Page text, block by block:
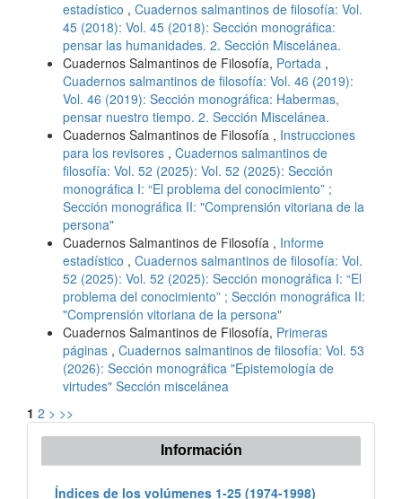
estadístico , Cuadernos salmantinos de filosofía: Vol.
45 (2018): Vol. 45 (2018): Sección monográfica:
pensar las humanidades. 2. Sección Miscelánea.
Cuadernos Salmantinos de Filosofía, Portada ,
Cuadernos salmantinos de filosofía: Vol. 46 (2019):
Vol. 46 (2019): Sección monográfica: Habermas,
pensar nuestro tiempo. 2. Sección Miscelánea.
Cuadernos Salmantinos de Filosofía , Instrucciones
para los revisores , Cuadernos salmantinos de
filosofía: Vol. 52 (2025): Vol. 52 (2025): Sección
monográfica I: “El problema del conocimiento” ;
Sección monográfica II: "Comprensión vitoriana de la
persona"
Cuadernos Salmantinos de Filosofía , Informe
estadístico , Cuadernos salmantinos de filosofía: Vol.
52 (2025): Vol. 52 (2025): Sección monográfica I: “El
problema del conocimiento” ; Sección monográfica II:
"Comprensión vitoriana de la persona"
Cuadernos Salmantinos de Filosofía, Primeras
páginas , Cuadernos salmantinos de filosofía: Vol. 53
(2026): Sección monográfica "Epistemología de
virtudes" Sección miscelánea
1 2 > >>
Información
Índices de los volúmenes 1-25 (1974-1998)